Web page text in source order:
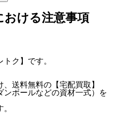
おける注意事項
ク】です。
、送料無料の【宅配買取】
ンボールなどの資材一式）を